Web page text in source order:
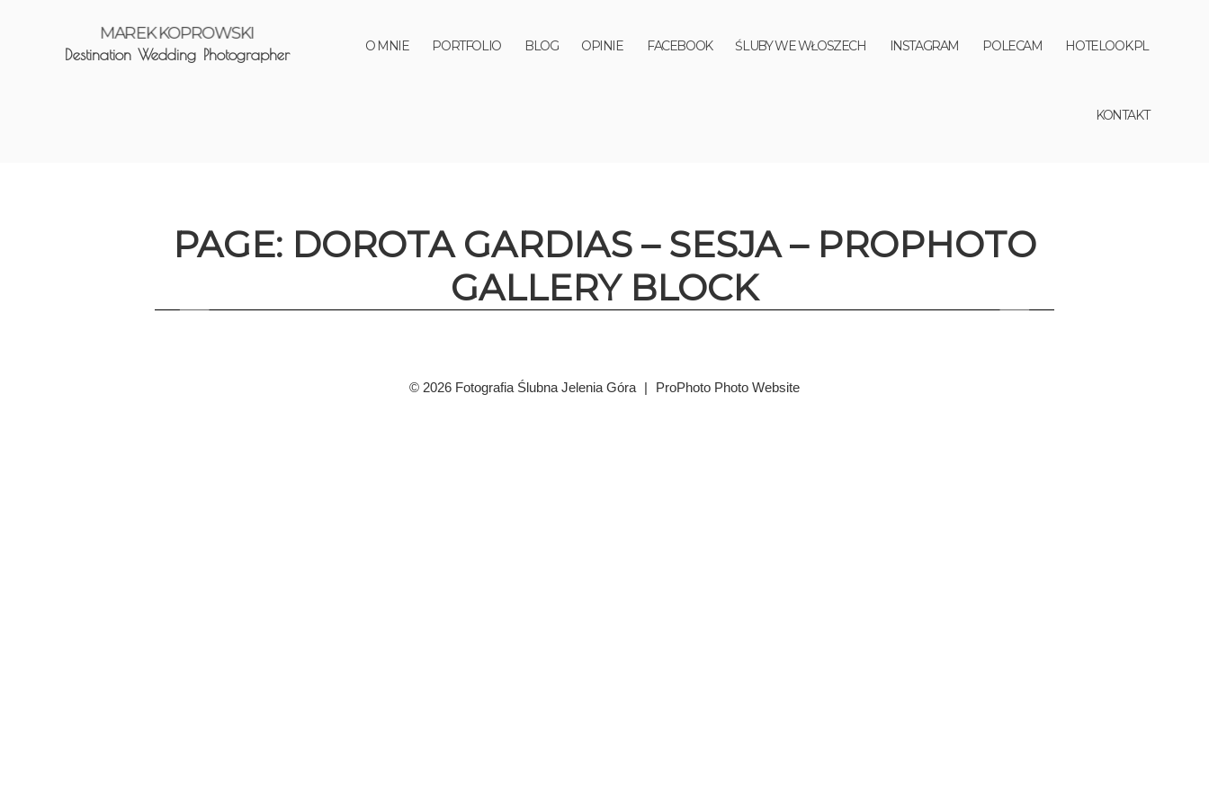
MAREK KOPROWSKI
Destination Wedding Photographer O MNIE PORTFOLIO BLOG OPINIE FACEBOOK ŚLUBY WE WŁOSZECH INSTAGRAM POLECAM HOTELOOK.PL
KONTAKT
PAGE: DOROTA GARDIAS – SESJA – PROPHOTO
GALLERY BLOCK
© 2026 Fotografia Ślubna Jelenia Góra | ProPhoto Photo Website